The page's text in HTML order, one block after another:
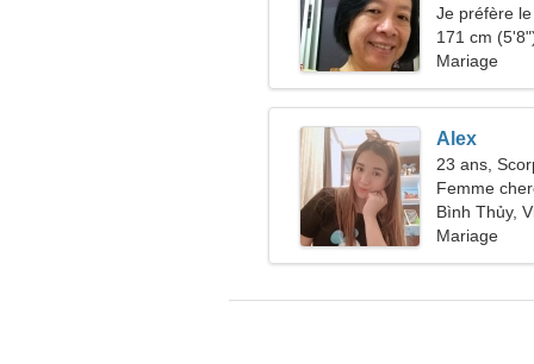
Je préfère
171 cm
Mariage
Alex
23 ans,
Femme
Bình Thủy,
Mariage